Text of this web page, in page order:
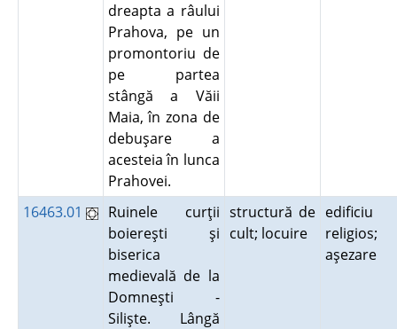
dreapta a râului
Prahova, pe un
promontoriu de
pe partea
stângă a Văii
Maia, în zona de
debuşare a
acesteia în lunca
Prahovei.
16463.01
Ruinele curţii
boiereşti şi
biserica
medievală de la
Domneşti -
Silişte. Lângă
structură de
cult; locuire
edificiu
religios;
aşezare